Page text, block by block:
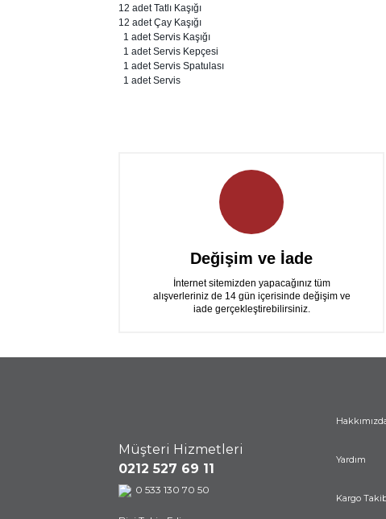
12 adet Tatlı Kaşığı
12 adet Çay Kaşığı
1 adet Servis Kaşığı
1 adet Servis Kepçesi
1 adet Servis Spatulası
1 adet Servis
Değişim ve İade
İnternet sitemizden yapacağınız tüm
alışverleriniz de 14 gün içerisinde değişim ve
iade gerçekleştirebilirsiniz.
Müşteri Hizmetleri
0212 527 69 11
0 533 130 70 50
Yardım
Kargo